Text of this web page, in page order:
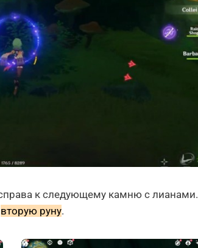
к следующему камню с лианами.
вторую руну.